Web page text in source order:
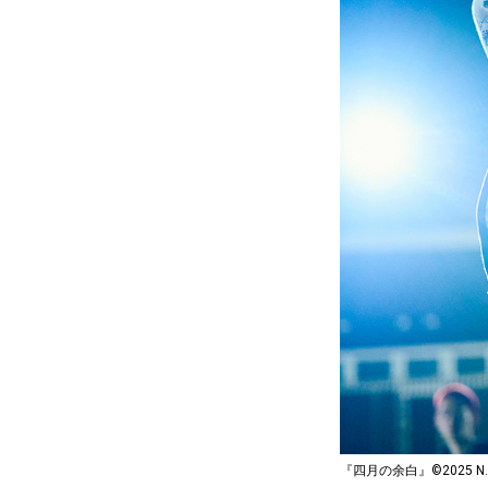
『四月の余白』©2025